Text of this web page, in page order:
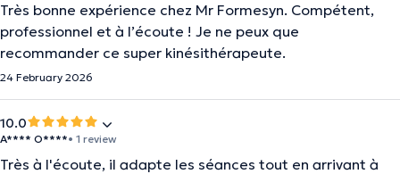
Très bonne expérience chez Mr Formesyn. Compétent,
professionnel et à l’écoute ! Je ne peux que
recommander ce super kinésithérapeute.
24 February 2026
10.0
A**** O****• 1 review
Très à l'écoute, il adapte les séances tout en arrivant à